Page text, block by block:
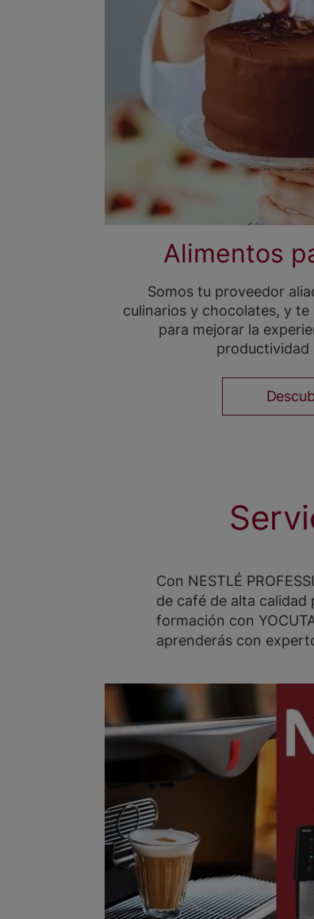
Alimentos
Somos tu proveedor
culinarios y chocolates, y
para mejorar la
productividad
Con NESTLÉ
de café de alta calidad
formación con
aprenderás con